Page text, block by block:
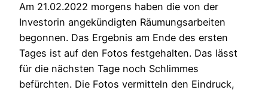
Am 21.02.2022 morgens haben die von der
Investorin angekündigten Räumungsarbeiten
begonnen. Das Ergebnis am Ende des ersten
Tages ist auf den Fotos festgehalten. Das lässt
für die nächsten Tage noch Schlimmes
befürchten. Die Fotos vermitteln den Eindruck,